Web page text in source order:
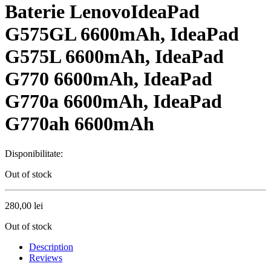
Baterie LenovoIdeaPad
G575GL 6600mAh, IdeaPad
G575L 6600mAh, IdeaPad
G770 6600mAh, IdeaPad
G770a 6600mAh, IdeaPad
G770ah 6600mAh
Disponibilitate:
Out of stock
280,00 lei
Out of stock
Description
Reviews